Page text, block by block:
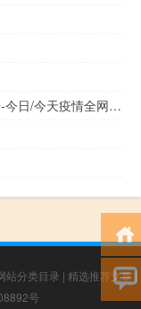
2023年09月20日湖南省衡阳市疫情大数据-今日/今天疫情全网搜索最新实时消息动态情况通知播报
站分类目录 | 精选推荐文章|
号